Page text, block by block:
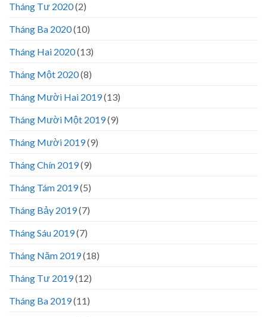
Tháng Tư 2020(2)
Tháng Ba 2020(10)
Tháng Hai 2020(13)
Tháng Một 2020(8)
Tháng Mười Hai 2019(13)
Tháng Mười Một 2019(9)
Tháng Mười 2019(9)
Tháng Chín 2019(9)
Tháng Tám 2019(5)
Tháng Bảy 2019(7)
Tháng Sáu 2019(7)
Tháng Năm 2019(18)
Tháng Tư 2019(12)
Tháng Ba 2019(11)